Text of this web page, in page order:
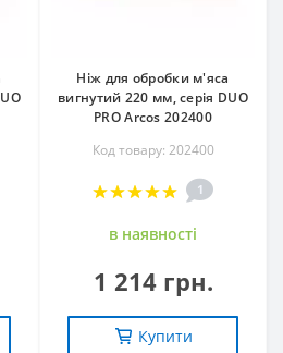
Ніж для обробки м'яса
вигнутий 220 мм, серія DUO
PRO Arcos 202400
Код товару: 202400
1
в наявностi
1 214 грн.
Купити